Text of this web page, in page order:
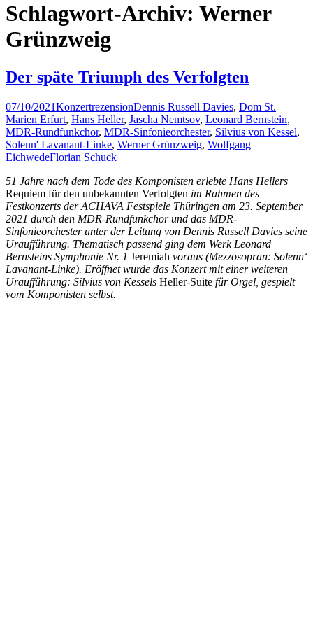
Schlagwort-Archiv: Werner
Grünzweig
Der späte Triumph des Verfolgten
07/10/2021KonzertrezensionDennis Russell Davies, Dom St.
Marien Erfurt, Hans Heller, Jascha Nemtsov, Leonard Bernstein,
MDR-Rundfunkchor, MDR-Sinfonieorchester, Silvius von Kessel,
Solenn' Lavanant-Linke, Werner Grünzweig, Wolfgang
EichwedeFlorian Schuck
51 Jahre nach dem Tode des Komponisten erlebte Hans Hellers
Requiem für den unbekannten Verfolgten im Rahmen des
Festkonzerts der ACHAVA Festspiele Thüringen am 23. September
2021 durch den MDR-Rundfunkchor und das MDR-
Sinfonieorchester unter der Leitung von Dennis Russell Davies seine
Uraufführung. Thematisch passend ging dem Werk Leonard
Bernsteins Symphonie Nr. 1 Jeremiah voraus (Mezzosopran: Solenn‘
Lavanant-Linke). Eröffnet wurde das Konzert mit einer weiteren
Uraufführung: Silvius von Kessels Heller-Suite für Orgel, gespielt
vom Komponisten selbst.